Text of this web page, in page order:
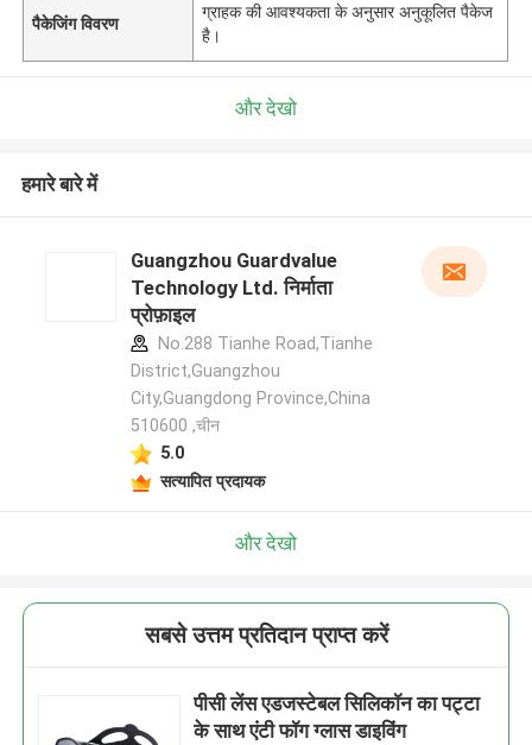
पैकेजिंग विवरण
ग्राहक की आवश्यकता के अनुसार अनुकूलित पैकेज
है।
और देखो
हमारे बारे में
Guangzhou Guardvalue
Technology Ltd. निर्माता
प्रोफ़ाइल
No.288 Tianhe Road,Tianhe
District,Guangzhou
City,Guangdong Province,China
510600 ,चीन
5.0
सत्यापित प्रदायक
और देखो
सबसे उत्तम प्रतिदान प्राप्त करें
पीसी लेंस एडजस्टेबल सिलिकॉन का पट्टा
के साथ एंटी फॉग ग्लास डाइविंग